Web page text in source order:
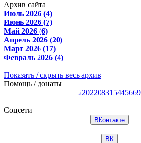
Архив сайта
Июль 2026 (4)
Июнь 2026 (7)
Май 2026 (6)
Апрель 2026 (20)
Март 2026 (17)
Февраль 2026 (4)
Показать / скрыть весь архив
Помощь / донаты
2202208315445669
Соцсети
ВКонтакте
ВК